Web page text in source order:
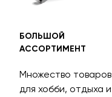
БОЛЬШОЙ
АССОРТИМЕНТ
Множество товаров
для хобби, отдыха и